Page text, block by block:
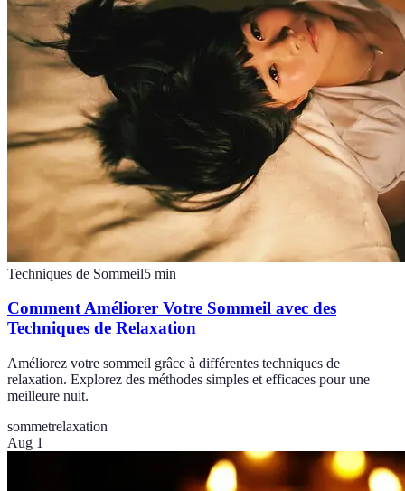
Techniques de Sommeil5 min
Comment Améliorer Votre Sommeil avec des
Techniques de Relaxation
Améliorez votre sommeil grâce à différentes techniques de
relaxation. Explorez des méthodes simples et efficaces pour une
meilleure nuit.
sommetrelaxation
Aug 1